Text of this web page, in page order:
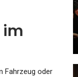
im
Fahrzeug oder
Auf